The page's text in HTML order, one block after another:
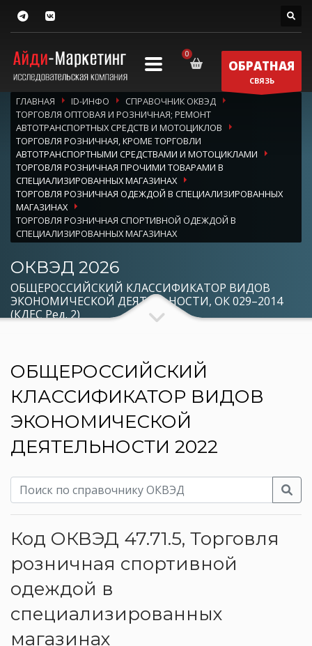
ОБРАТНАЯ
СВЯЗЬ
ГЛАВНАЯ ID-ИНФО
СПРАВОЧНИК ОКВЭД
ТОРГОВЛЯ ОПТОВАЯ И РОЗНИЧНАЯ; РЕМОНТ
АВТОТРАНСПОРТНЫХ СРЕДСТВ И МОТОЦИКЛОВ
ТОРГОВЛЯ РОЗНИЧНАЯ, КРОМЕ ТОРГОВЛИ
АВТОТРАНСПОРТНЫМИ СРЕДСТВАМИ И МОТОЦИКЛАМИ
ТОРГОВЛЯ РОЗНИЧНАЯ ПРОЧИМИ ТОВАРАМИ В
СПЕЦИАЛИЗИРОВАННЫХ МАГАЗИНАХ
ТОРГОВЛЯ РОЗНИЧНАЯ ОДЕЖДОЙ В СПЕЦИАЛИЗИРОВАННЫХ
МАГАЗИНАХ
ТОРГОВЛЯ РОЗНИЧНАЯ СПОРТИВНОЙ ОДЕЖДОЙ В
СПЕЦИАЛИЗИРОВАННЫХ МАГАЗИНАХ
ОКВЭД 2026
ОБЩЕРОССИЙСКИЙ КЛАССИФИКАТОР ВИДОВ
ЭКОНОМИЧЕСКОЙ ДЕЯТЕЛЬНОСТИ, ОК 029–2014
(КДЕС Ред. 2)
ОБЩЕРОССИЙСКИЙ
КЛАССИФИКАТОР ВИДОВ
ЭКОНОМИЧЕСКОЙ
ДЕЯТЕЛЬНОСТИ 2022
Код ОКВЭД 47.71.5, Торговля
розничная спортивной
одеждой в
специализированных
магазинах